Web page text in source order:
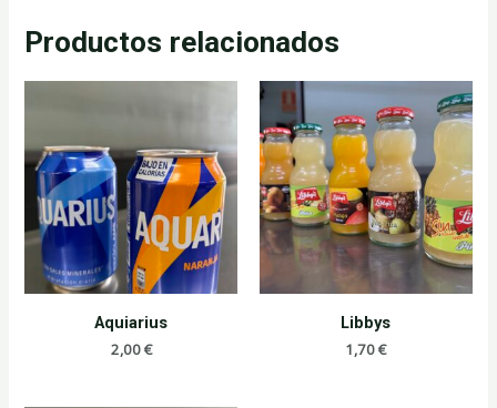
Productos relacionados
Aquiarius
2,00€
Libbys
1,70€